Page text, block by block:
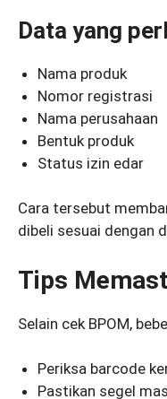
Data yang
Nama produk
Nomor registrasi
Nama perusahaan
Bentuk produk
Status izin edar
Cara tersebut
dibeli sesuai dengan
Tips
Selain cek BPOM,
Periksa barcode
Pastikan segel